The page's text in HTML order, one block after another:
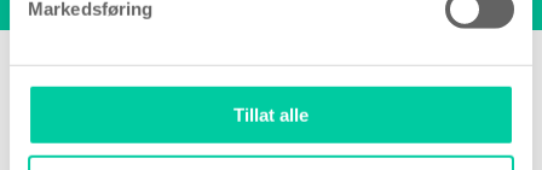
Markedsføring
Tillat alle
Her kan du trygt betale med